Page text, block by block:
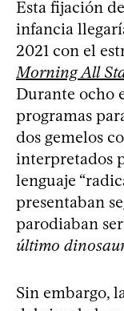
Esta fijación
infancia
2021 con el
Morning All
Durante ocho
programas
dos gemelos
interpretados
lenguaje
presentaban
parodiaban
último
Sin embargo,